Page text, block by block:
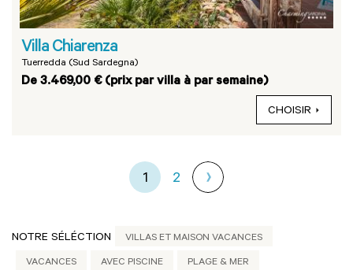
Villa Chiarenza
Tuerredda (Sud Sardegna)
De 3.469,00 € (prix par villa à par semaine)
CHOISIR
1 2
NOTRE SÉLÉCTION VILLAS ET MAISON VACANCES
VACANCES AVEC PISCINE PLAGE & MER